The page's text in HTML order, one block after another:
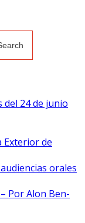
del 24 de junio
Exterior de
orales
Por Alon Ben-